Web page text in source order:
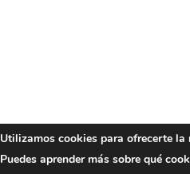
Utilizamos cookies para ofrecerte la
Puedes aprender más sobre qué